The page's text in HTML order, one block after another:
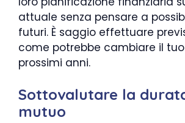
attuale senza pensare a
futuri. È saggio effettuare
come potrebbe cambiare il
prossimi anni.
Sottovalutare la
mutuo